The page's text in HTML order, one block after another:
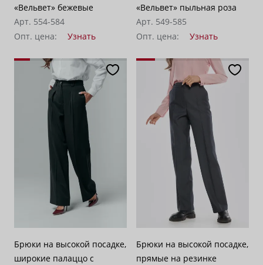
«Вельвет» бежевые
Арт. 554-584
Опт. цена:
Узнать
«Вельвет» пыльная роза
Арт. 549-585
Опт. цена:
Узнать
Брюки на высокой посадке,
широкие палаццо с
Брюки на высокой посадке,
прямые на резинке